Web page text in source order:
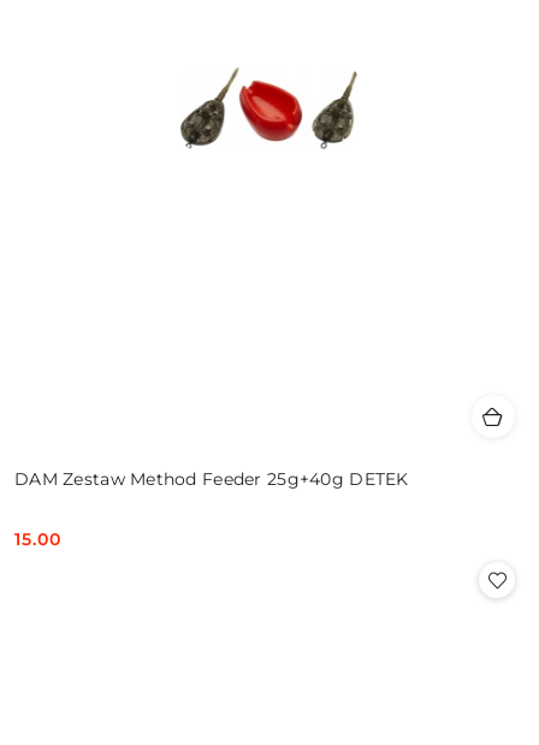
DAM Zestaw Method Feeder 25g+40g DETEK
Cena:
15.00